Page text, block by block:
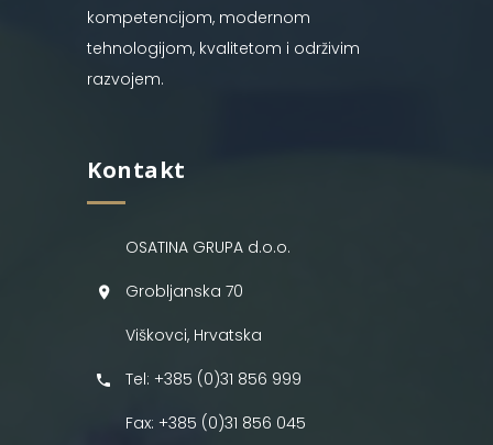
kompetencijom, modernom
tehnologijom, kvalitetom i održivim
razvojem.
Kontakt
OSATINA GRUPA d.o.o.
Grobljanska 70
Viškovci, Hrvatska
Tel: +385 (0)31 856 999
Fax: +385 (0)31 856 045